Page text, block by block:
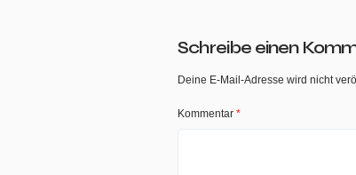
Schreibe einen
Deine E-Mail-Adresse wird nicht
Kommentar *